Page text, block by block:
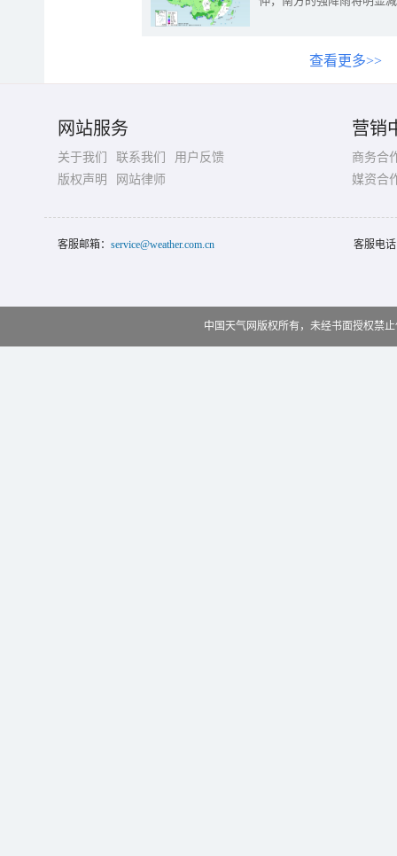
查看更多>>
网站服务
关于我们 联系我们
用户反馈
版权声明
网站律师
营销
商务合
媒资合
客服邮箱： service@weather.com.cn 客服电
中国天气网版权所有，未经书面授权